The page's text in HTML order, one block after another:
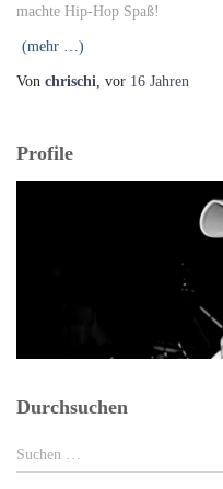
machte Hip-Hop Spaß!
(mehr …)
Von chrischi, vor 16 Jahren
Profile
Durchsuchen
Suchen
nach:
Suchen …